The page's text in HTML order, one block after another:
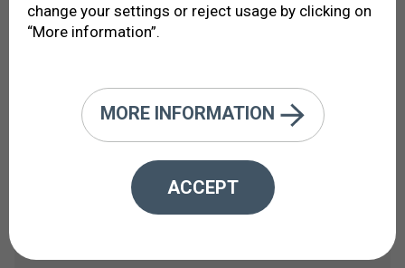
Используя эту форму, вы можете предоставить нам
возможных предложений о работе. Мы благодарим
вас за интерес к тому, чтобы стать частью нашей
команды.
change your settings or reject usage by clicking on
“More information”.
MORE INFORMATION
ACCEPT